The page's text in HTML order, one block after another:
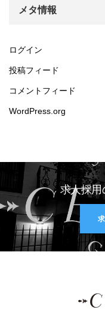
メタ情報
ログイン
投稿フィード
コメントフィード
WordPress.org
求人採